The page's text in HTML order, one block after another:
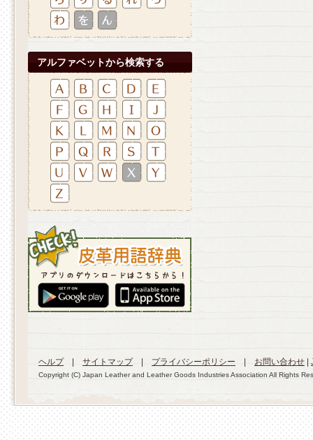
アルファベットから検索する
ヘルプ| サイトマップ| プライバシーポリシー お問い合わせ
Copyright (C) Japan Leather and Leather Goods Industries Association All Rights